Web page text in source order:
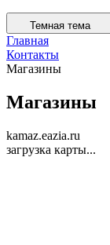
Темная тема
Главная
Контакты
Магазины
Магазины
kamaz.eazia.ru
загрузка карты...